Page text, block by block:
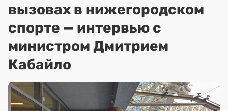
вызовах в нижегородском
спорте — интервью с
министром Дмитрием
Кабайло